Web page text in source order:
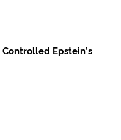
Epstein’s